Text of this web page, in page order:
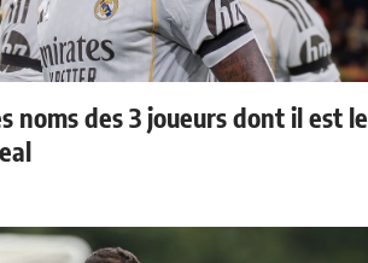
noms des 3 joueurs dont il est le